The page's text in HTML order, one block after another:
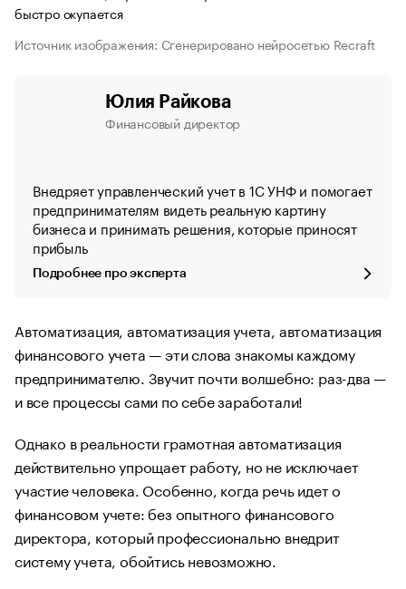
Источник изображения: Сгенерировано нейросетью Recraft
Юлия Райкова
Финансовый директор
Внедряет управленческий учет в 1С УНФ и помогает
предпринимателям видеть реальную картину
бизнеса и принимать решения, которые приносят
прибыль
Подробнее про эксперта
Автоматизация, автоматизация учета, автоматизация
финансового учета — эти слова знакомы каждому
предпринимателю. Звучит почти волшебно: раз-два —
и все процессы сами по себе заработали!
Однако в реальности грамотная автоматизация
действительно упрощает работу, но не исключает
участие человека. Особенно, когда речь идет о
финансовом учете: без опытного финансового
директора, который профессионально внедрит
систему учета, обойтись невозможно.